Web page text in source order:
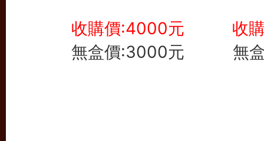
收購價:4000元
無盒價:3000元
收
無